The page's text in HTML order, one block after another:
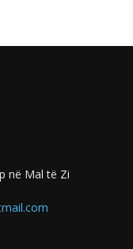
në Mal të Zi